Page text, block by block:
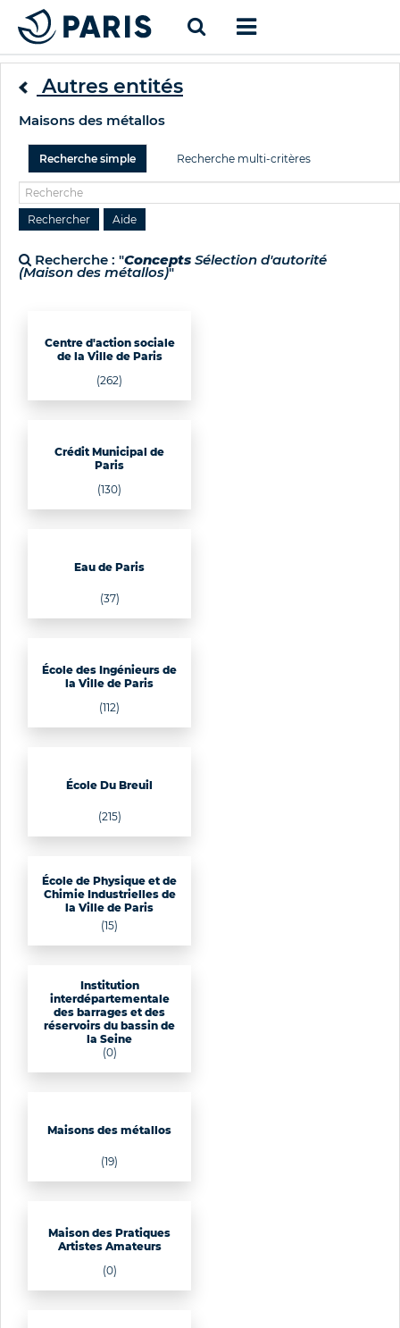
Autres entités
Maisons des métallos
Recherche simple Recherche multi-critères
Recherche : "Concepts Sélection d'autorité
(Maison des métallos)"
Centre d'action sociale
de la Ville de Paris
(262)
Crédit Municipal de
Paris
(130)
Eau de Paris
(37)
École des Ingénieurs de
la Ville de Paris
(112)
École Du Breuil
(215)
École de Physique et de
Chimie Industrielles de
la Ville de Paris
(15)
Institution
interdépartementale
des barrages et des
réservoirs du bassin de
la Seine
(0)
Maisons des métallos
(19)
Maison des Pratiques
Artistes Amateurs
(0)